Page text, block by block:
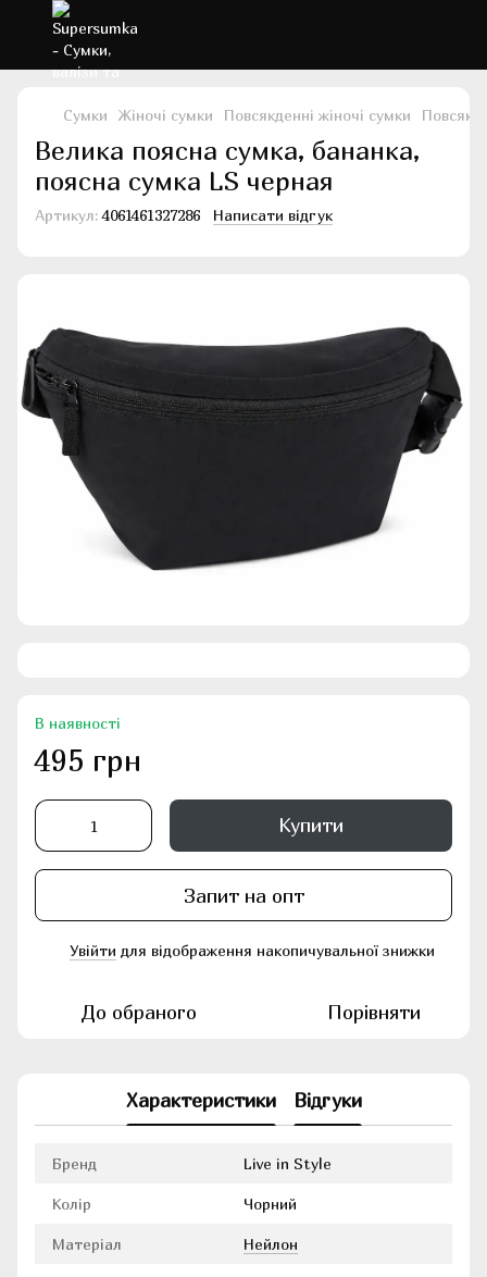
Сумки Жіночі сумки Повсякденні жіночі сумки
Велика поясна сумка, бананка,
поясна сумка LS черная
Артикул:4061461327286 Написати відгук
В наявності
495 грн
Купити
Запит на опт
Увійти для відображення накопичувальної знижки
До обраного Порівняти
Характеристики Відгуки
Бренд Live in Style
Колір Чорний
Матеріал Нейлон